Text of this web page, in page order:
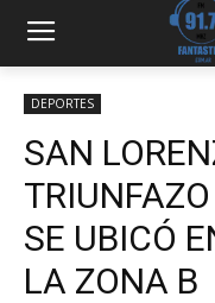
DEPORTES
SAN
SE UBICÓ
LA ZONA B